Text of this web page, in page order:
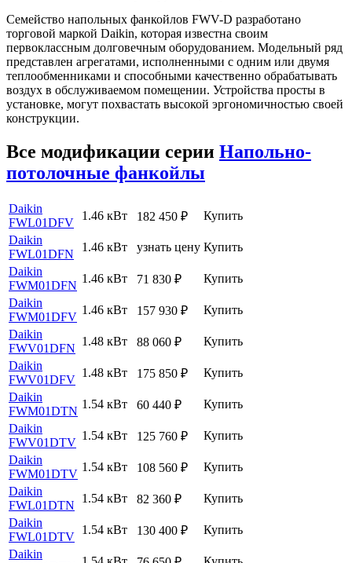
Семейство напольных фанкойлов FWV-D разработано
торговой маркой Daikin, которая известна своим
первоклассным долговечным оборудованием. Модельный ряд
представлен агрегатами, исполненными с одним или двумя
теплообменниками и способными качественно обрабатывать
воздух в обслуживаемом помещении. Устройства просты в
установке, могут похвастать высокой эргономичностью своей
конструкции.
Все модификации серии Напольно-
потолочные фанкойлы
Daikin
FWL01DFV
1.46 кВт 182 450 ₽
Купить
Daikin
FWL01DFN
1.46 кВт узнать цену Купить
Daikin
FWM01DFN
1.46 кВт 71 830 ₽
Купить
Daikin
FWM01DFV
1.46 кВт 157 930 ₽
Купить
Daikin
FWV01DFN
1.48 кВт 88 060 ₽
Купить
Daikin
FWV01DFV
1.48 кВт 175 850 ₽
Купить
Daikin
FWM01DTN
1.54 кВт 60 440 ₽
Купить
Daikin
FWV01DTV
1.54 кВт 125 760 ₽
Купить
Daikin
FWM01DTV
1.54 кВт 108 560 ₽
Купить
Daikin
FWL01DTN
1.54 кВт 82 360 ₽
Купить
Daikin
FWL01DTV
1.54 кВт 130 400 ₽
Купить
Daikin